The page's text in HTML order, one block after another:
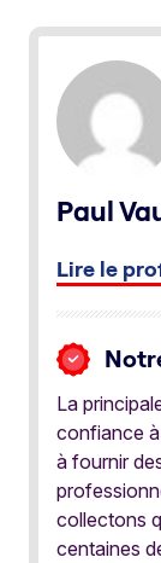
Paul
Lire le
La
confiance
à fournir
collectons
centaines